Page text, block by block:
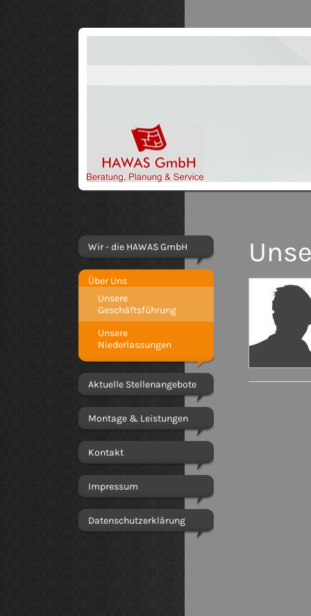
Wir - die HAWAS GmbH
Über Uns
Unsere
Geschäftsführung
Unsere
Niederlassungen
Aktuelle Stellenangebote
Montage & Leistungen
Kontakt
Impressum
Datenschutzerklärung